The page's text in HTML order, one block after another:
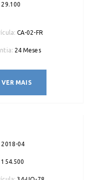
29.100
CA-02-FR
24 Meses
VER MAIS
2018-04
154.500